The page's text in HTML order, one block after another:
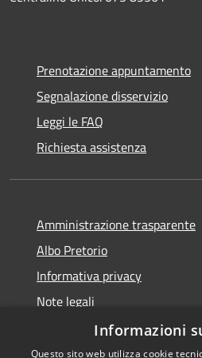
Prenotazione appuntamento
Segnalazione disservizio
Leggi le FAQ
Richiesta assistenza
Amministrazione trasparente
Albo Pretorio
Informativa privacy
Note legali
Dichiarazione di accessibilità
Informazioni
Questo sito web utilizza cookie